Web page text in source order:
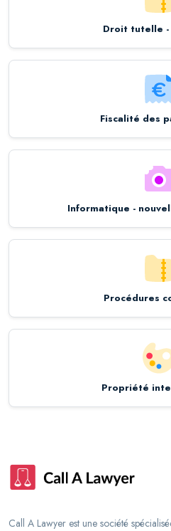
Droit tutelle
Fiscalité des
Informatique -
Procédures
Propriété
Call A Lawyer est une société